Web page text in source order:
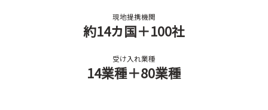
現地提携機関
約14カ国＋100社
受け入れ業種
14業種＋80業種